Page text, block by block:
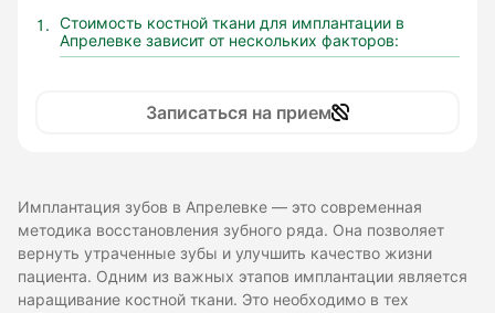
Стоимость костной ткани для имплантации в
Апрелевке зависит от нескольких факторов:
Записаться на прием
Имплантация зубов в Апрелевке — это современная
методика восстановления зубного ряда. Она позволяет
вернуть утраченные зубы и улучшить качество жизни
пациента. Одним из важных этапов имплантации является
наращивание костной ткани. Это необходимо в тех